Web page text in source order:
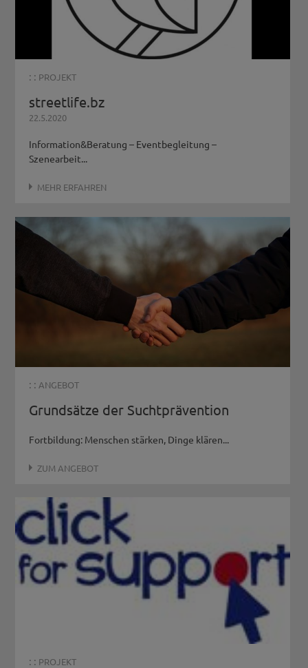
: : PROJEKT
streetlife.bz
22.5.2020
Information&Beratung – Eventbegleitung –
Szenearbeit...
MEHR ERFAHREN
: : ANGEBOT
Grundsätze der Suchtprävention
Fortbildung: Menschen stärken, Dinge klären...
ZUM ANGEBOT
: : PROJEKT